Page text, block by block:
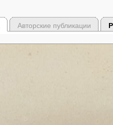
Авторские публикации